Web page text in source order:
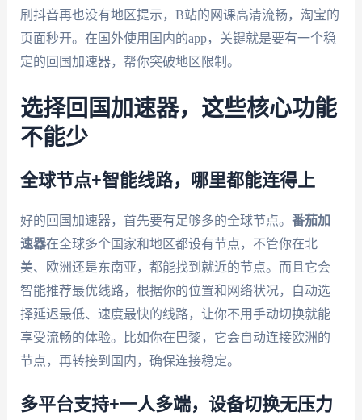
刷抖音再也没有地区提示，B站的网课高清流畅，淘宝的
页面秒开。在国外使用国内的app，关键就是要有一个稳
定的回国加速器，帮你突破地区限制。
选择回国加速器，这些核心功能
不能少
全球节点+智能线路，哪里都能连得上
好的回国加速器，首先要有足够多的全球节点。 番茄加
速器在全球多个国家和地区都设有节点，不管你在北
美、欧洲还是东南亚，都能找到就近的节点。而且它会
智能推荐最优线路，根据你的位置和网络状况，自动选
择延迟最低、速度最快的线路，让你不用手动切换就能
享受流畅的体验。比如你在巴黎，它会自动连接欧洲的
节点，再转接到国内，确保连接稳定。
多平台支持+一人多端，设备切换无压力